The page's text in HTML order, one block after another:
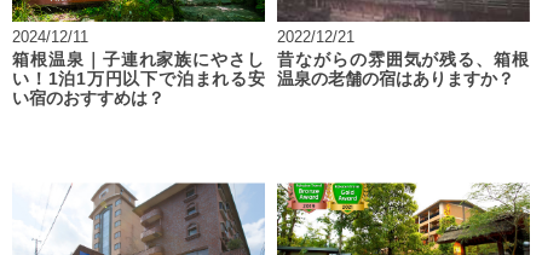
2024/12/11
箱根温泉｜子連れ家族にやさし
い！1泊1万円以下で泊まれる安
い宿のおすすめは？
2022/12/21
昔ながらの雰囲気が残る、箱根
温泉の老舗の宿はありますか？